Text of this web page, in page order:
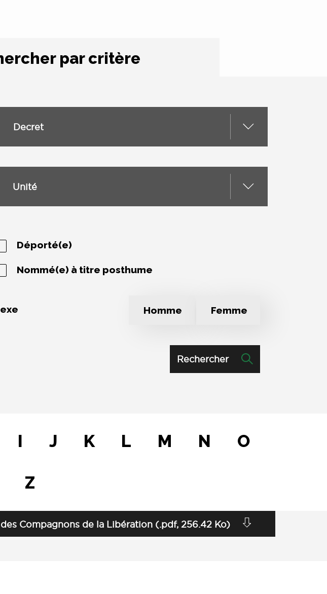
par critère
Decret
Unité
Déporté(e)
Nommé(e) à titre posthume
Homme Femme
Rechercher
I J K L M N O
Z
Compagnons de la Libération (.pdf, 256.42 Ko)